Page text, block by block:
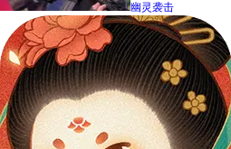
幽灵袭击